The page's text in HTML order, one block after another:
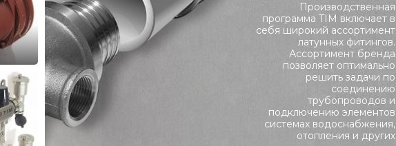
Производственная
программа TIM включает в
себя широкий ассортимент
латунных фитингов.
Ассортимент бренда
позволяет оптимально
решить задачи по
соединению
трубопроводов и
подключению элементов
системах водоснабжения,
отопления и других